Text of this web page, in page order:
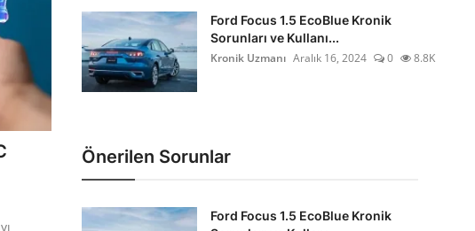
Ford Focus 1.5 EcoBlue Kronik
Sorunları ve Kullanı...
Kronik Uzmanı Aralık 16, 2024 0 8.8K
Önerilen Sorunlar
Ford Focus 1.5 EcoBlue Kronik